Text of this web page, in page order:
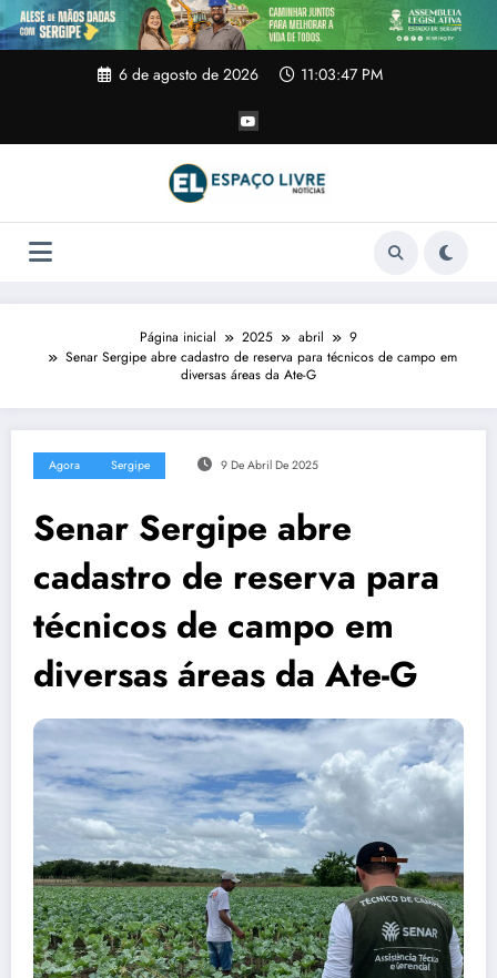
Pular
para
o
6 de agosto de 2026 11:03:48 PM
Página inicial 2025 abril
9
Senar Sergipe abre cadastro de reserva para técnicos de campo em
diversas áreas da Ate-G
Agora Sergipe 9 De Abril De 2025
Senar Sergipe abre
cadastro de reserva para
técnicos de campo em
diversas áreas da Ate-G